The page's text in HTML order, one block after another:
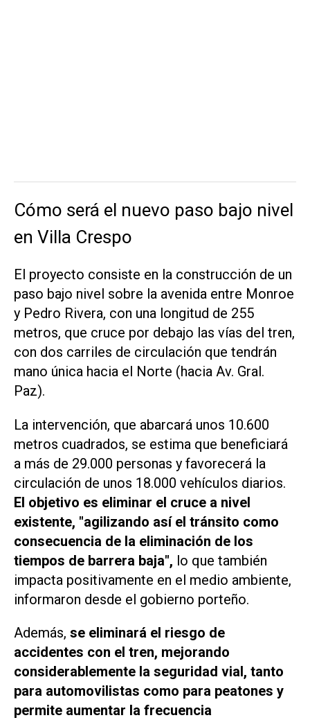
Cómo será el nuevo paso bajo nivel
en Villa Crespo
El proyecto consiste en la construcción de un
paso bajo nivel sobre la avenida entre Monroe
y Pedro Rivera, con una longitud de 255
metros, que cruce por debajo las vías del tren,
con dos carriles de circulación que tendrán
mano única hacia el Norte (hacia Av. Gral.
Paz).
La intervención, que abarcará unos 10.600
metros cuadrados, se estima que beneficiará
a más de 29.000 personas y favorecerá la
circulación de unos 18.000 vehículos diarios.
El objetivo es eliminar el cruce a nivel
existente, "agilizando así el tránsito como
consecuencia de la eliminación de los
tiempos de barrera baja", lo que también
impacta positivamente en el medio ambiente,
informaron desde el gobierno porteño.
Además, se eliminará el riesgo de
accidentes con el tren, mejorando
considerablemente la seguridad vial, tanto
para automovilistas como para peatones y
permite aumentar la frecuencia